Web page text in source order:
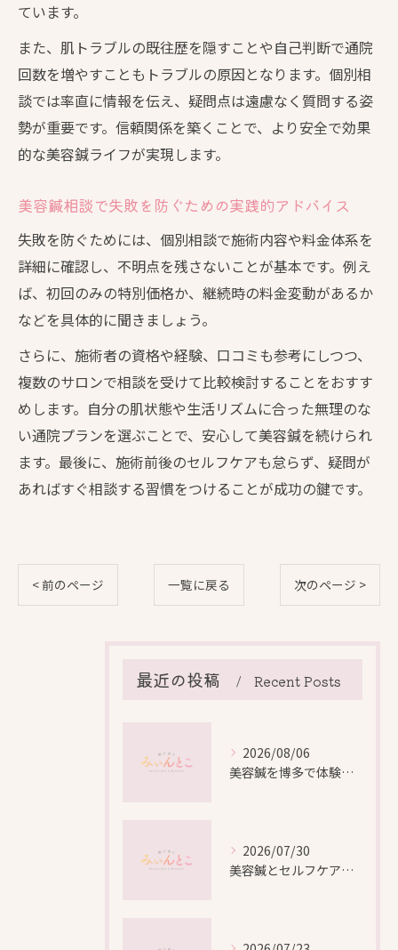
ています。
また、肌トラブルの既往歴を隠すことや自己判断で通院
回数を増やすこともトラブルの原因となります。個別相
談では率直に情報を伝え、疑問点は遠慮なく質問する姿
勢が重要です。信頼関係を築くことで、より安全で効果
的な美容鍼ライフが実現します。
美容鍼相談で失敗を防ぐための実践的アドバイス
失敗を防ぐためには、個別相談で施術内容や料金体系を
詳細に確認し、不明点を残さないことが基本です。例え
ば、初回のみの特別価格か、継続時の料金変動があるか
などを具体的に聞きましょう。
さらに、施術者の資格や経験、口コミも参考にしつつ、
複数のサロンで相談を受けて比較検討することをおすす
めします。自分の肌状態や生活リズムに合った無理のな
い通院プランを選ぶことで、安心して美容鍼を続けられ
ます。最後に、施術前後のセルフケアも怠らず、疑問が
あればすぐ相談する習慣をつけることが成功の鍵です。
< 前のページ 一覧に戻る 次のページ >
最近の投稿 Recent Posts
2026/08/06
美容鍼を博多で体験する際の効果や安全性と料金比較徹底ガイド
2026/07/30
美容鍼とセルフケアで叶える愛知県名古屋市北区米が瀬町の新しい美しさ